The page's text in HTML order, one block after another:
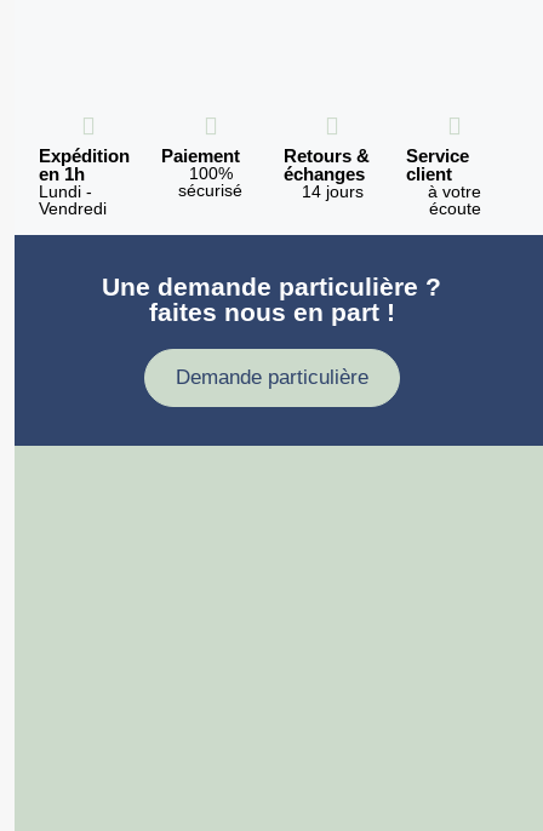
Expédition
en 1h
Lundi -
Vendredi
Paiement
100%
sécurisé
Retours &
échanges
14 jours
Service
client
à votre
écoute
Une demande particulière ?
faites nous en part !
Demande particulière